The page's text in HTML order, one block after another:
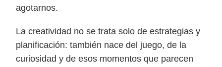
agotarnos.
La creatividad no se trata solo de estrategias y
planificación: también nace del juego, de la
curiosidad y de esos momentos que parecen